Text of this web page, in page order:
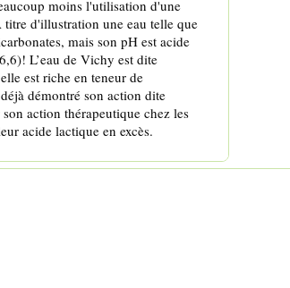
moins l'utilisation d'une
d'illustration une eau telle que
mais son pH est acide
L’eau de Vichy est dite
est riche en teneur de
démontré son action dite
action thérapeutique chez les
acide lactique en excès.